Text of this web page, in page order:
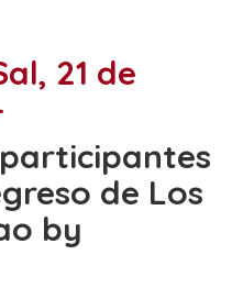
21 de
de Los
by